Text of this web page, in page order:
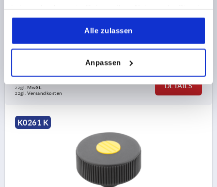
gesammelt haben.
Alle zulassen
Anpassen
GEWINDE=M5
AUSSENDURCHMESSER=40
FORM=K GRÖSSE=1
3,29 CHF
zzgl. MwSt.
zzgl. Versandkosten
DETAILS
K0261 K